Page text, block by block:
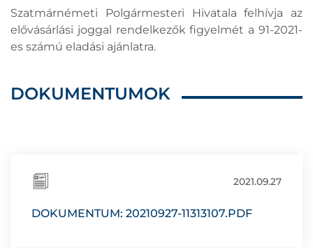
Szatmárnémeti Polgármesteri Hivatala felhívja az
elővásárlási joggal rendelkezők figyelmét a 91-2021-
es számú eladási ajánlatra.
DOKUMENTUMOK
2021.09.27
DOKUMENTUM: 20210927-11313107.PDF